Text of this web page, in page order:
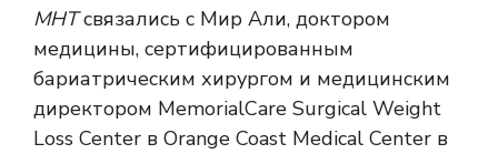
МНТсвязались с Мир Али, доктором
медицины, сертифицированным
бариатрическим хирургом и медицинским
директором MemorialCare Surgical Weight
Loss Center в Orange Coast Medical Center в